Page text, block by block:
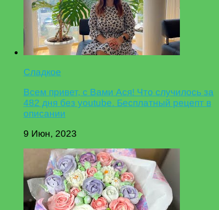
Сладкое
Всем привет, с Вами Ася! Что случилось за
482 дня без youtube. Бесплатный рецепт в
описании
9 Июн, 2023